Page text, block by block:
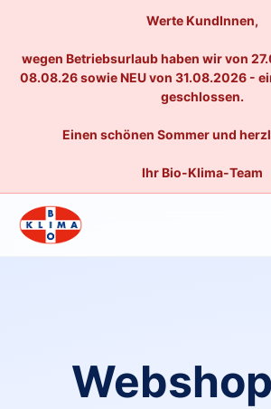
Werte KundInnen,
wegen Betriebsurlaub haben wir von
08.08.26 sowie NEU von 31.08.2026 -
geschlossen.
Einen schönen Sommer und
Ihr Bio-Klima-Team